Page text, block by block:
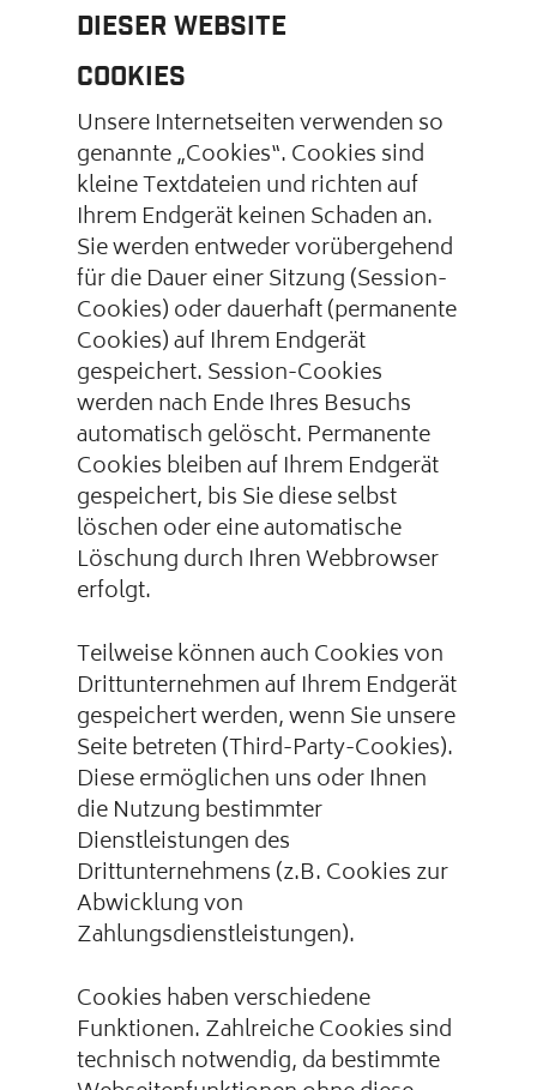
dieser Website
Cookies
Unsere Internetseiten verwenden so
genannte „Cookies“. Cookies sind
kleine Textdateien und richten auf
Ihrem Endgerät keinen Schaden an.
Sie werden entweder vorübergehend
für die Dauer einer Sitzung (Session-
Cookies) oder dauerhaft (permanente
Cookies) auf Ihrem Endgerät
gespeichert. Session-Cookies
werden nach Ende Ihres Besuchs
automatisch gelöscht. Permanente
Cookies bleiben auf Ihrem Endgerät
gespeichert, bis Sie diese selbst
löschen oder eine automatische
Löschung durch Ihren Webbrowser
erfolgt.
Teilweise können auch Cookies von
Drittunternehmen auf Ihrem Endgerät
gespeichert werden, wenn Sie unsere
Seite betreten (Third-Party-Cookies).
Diese ermöglichen uns oder Ihnen
die Nutzung bestimmter
Dienstleistungen des
Drittunternehmens (z.B. Cookies zur
Abwicklung von
Zahlungsdienstleistungen).
Cookies haben verschiedene
Funktionen. Zahlreiche Cookies sind
technisch notwendig, da bestimmte